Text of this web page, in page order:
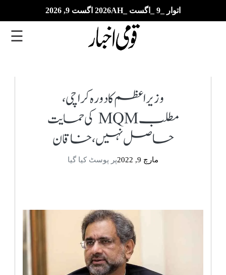
اتوار _9 _اگست _2026AH اگست 9, 2026
خبریں
انٹرٹینمنٹ
☰
وزیراعظم کا دورہ کراچی،
مطلب MQM کی حمایت
حاصل نہیں، خاقان
مارچ 9, 2022 پر پوسٹ کیا گیا